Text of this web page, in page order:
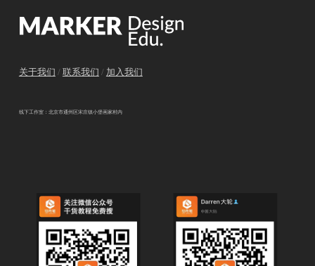
关于我们 / 联系我们 / 加入我们
线下工作室：北京市通州区宋庄镇小堡画家村内